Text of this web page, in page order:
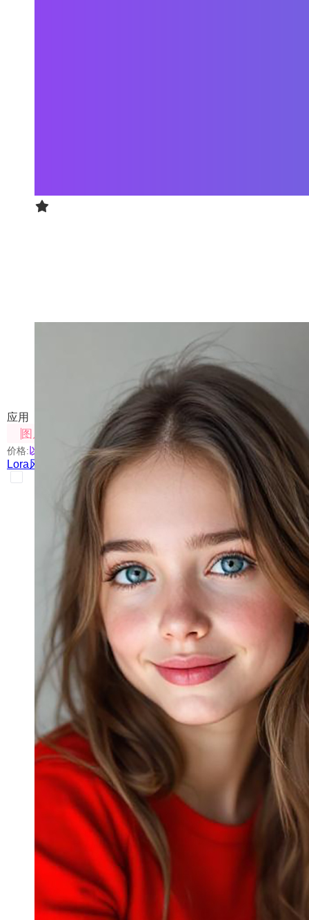
Lora风格创意站
训练和使用Lora模型生成不同风格的创意图片
应用
图片处理
价格: 以具体使用的模型为准
Lora风格创意站